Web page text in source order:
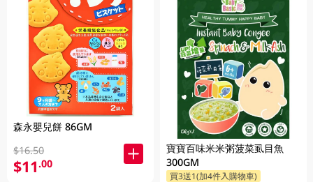
森永嬰兒餅 86GM
$16.50
$11.00
寶寶百味米米粥菠菜虱目魚
300GM
買3送1(加4件入購物車)